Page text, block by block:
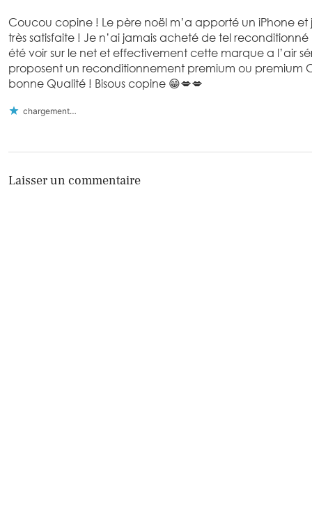
Coucou copine ! Le père noël m’a apporté un iPhone et
très satisfaite ! Je n’ai jamais acheté de tel
été voir sur le net et effectivement cette marque a l’air
proposent un reconditionnement premium ou premium
bonne Qualité ! Bisous copine 😁💋💋
chargement…
Laisser un commentaire